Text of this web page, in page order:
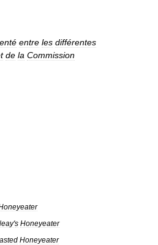
entre les différentes
de la Commission
's Honeyeater
Honeyeater